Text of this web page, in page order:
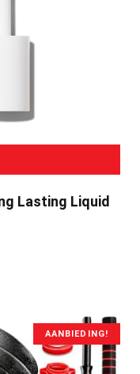
Lasting Liquid
AANBIEDING!